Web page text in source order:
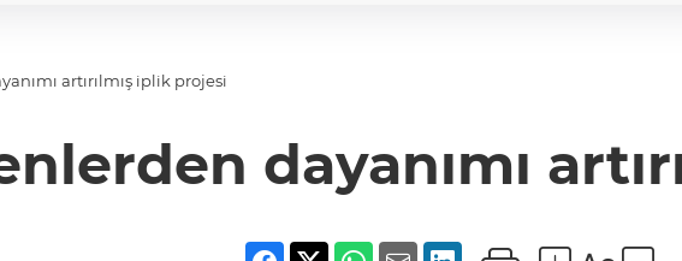
artırılmış iplik projesi
dayanımı